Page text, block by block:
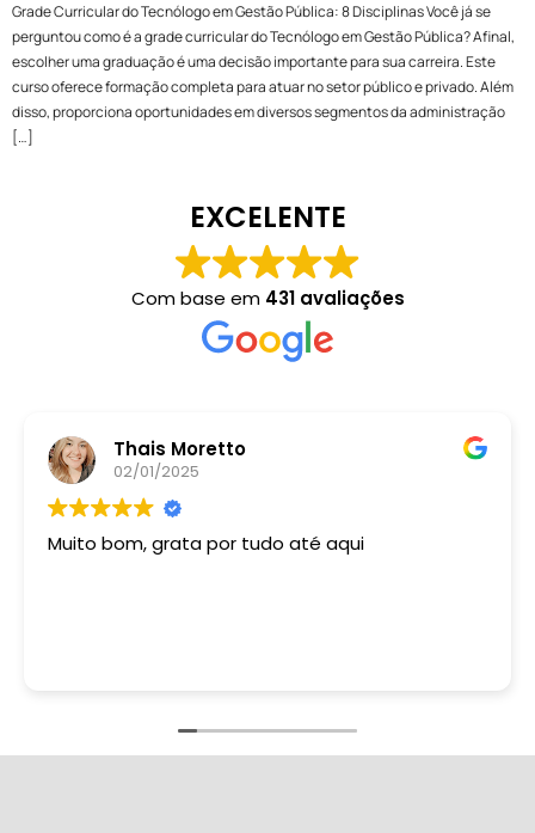
Grade Curricular do Tecnólogo em Gestão Pública: 8 Disciplinas Você já se
perguntou como é a grade curricular do Tecnólogo em Gestão Pública? Afinal,
escolher uma graduação é uma decisão importante para sua carreira. Este
curso oferece formação completa para atuar no setor público e privado. Além
disso, proporciona oportunidades em diversos segmentos da administração
[…]
EXCELENTE
Com base em 431 avaliações
Thais Moretto
02/01/2025
Muito bom, grata por tudo até aqui